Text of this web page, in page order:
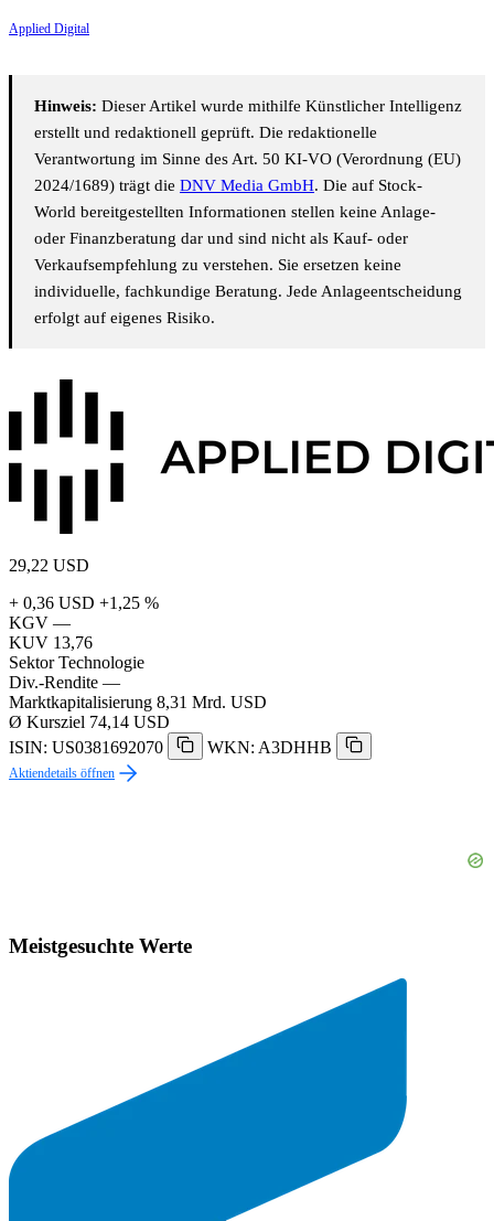
Applied Digital
Hinweis: Dieser Artikel wurde mithilfe Künstlicher Intelligenz
erstellt und redaktionell geprüft. Die redaktionelle
Verantwortung im Sinne des Art. 50 KI-VO (Verordnung (EU)
2024/1689) trägt die DNV Media GmbH. Die auf Stock-
World bereitgestellten Informationen stellen keine Anlage-
oder Finanzberatung dar und sind nicht als Kauf- oder
Verkaufsempfehlung zu verstehen. Sie ersetzen keine
individuelle, fachkundige Beratung. Jede Anlageentscheidung
erfolgt auf eigenes Risiko.
29,22 USD
+ 0,36 USD +1,25 %
KGV —
KUV 13,76
Sektor Technologie
Div.-Rendite —
Marktkapitalisierung 8,31 Mrd. USD
Ø Kursziel 74,14 USD
ISIN: US0381692070
WKN: A3DHHB
Aktiendetails öffnen
Meistgesuchte Werte